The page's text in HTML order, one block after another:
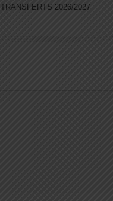
TRANSFERTS 2026/2027